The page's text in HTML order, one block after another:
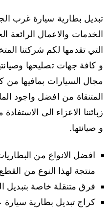
تبديل بطارية سيارة غرب
الخدمات والاعمال الرائعة
التي تقدمها لكم شركتنا
و كافة جهات تصليحها
مجال السيارات بمافيها من
المتنقاة من افضل واجود
زبائننا الاعزاء الى
و صيانتها.
افضل الانواع من
منتجة لهذا النوع من
فرق متنقلة خاصة بتبديل
كراج تبديل بطارية سيارة